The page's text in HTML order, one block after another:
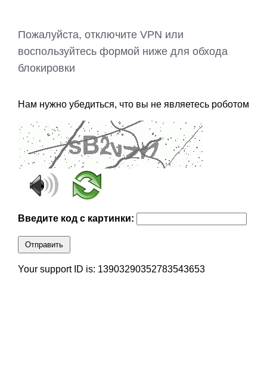
Пожалуйста, отключите VPN или
воспользуйтесь формой ниже для обхода
блокировки
Нам нужно убедиться, что вы не являетесь роботом
Введите код с картинки:
Отправить
Your support ID is: 13903290352783543653